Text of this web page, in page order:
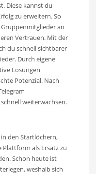
Diese kannst du
zu erweitern. So
an
Vertrauen. Mit der
du schnell sichtbarer
Durch eigene
Lösungen
Potenzial. Nach
weiterwachsen.
den Startlöchern,
als Ersatz zu
Schon heute ist
weshalb sich